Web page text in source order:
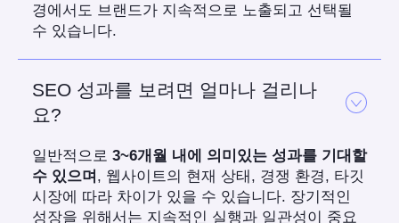
경에서도 브랜드가 지속적으로 노출되고 선택될
수 있습니다.
SEO 성과를 보려면 얼마나 걸리나
요?
일반적으로 3~6개월 내에 의미있는 성과를 기대할
수 있으며 , 웹사이트의 현재 상태, 경쟁 환경, 타깃
시장에 따라 차이가 있을 수 있습니다. 장기적인
성장을 위해서는 지속적인 실행과 일관성이 중요